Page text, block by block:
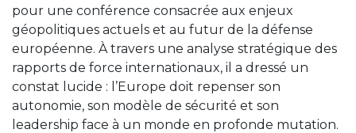
pour une conférence consacrée aux enjeux
géopolitiques actuels et au futur de la défense
européenne. À travers une analyse stratégique des
rapports de force internationaux, il a dressé un
constat lucide : l’Europe doit repenser son
autonomie, son modèle de sécurité et son
leadership face à un monde en profonde mutation.